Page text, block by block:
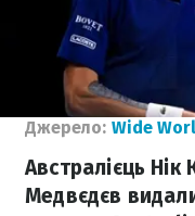
Джерело: Wide
Австралієць Нік
Медвєдєв